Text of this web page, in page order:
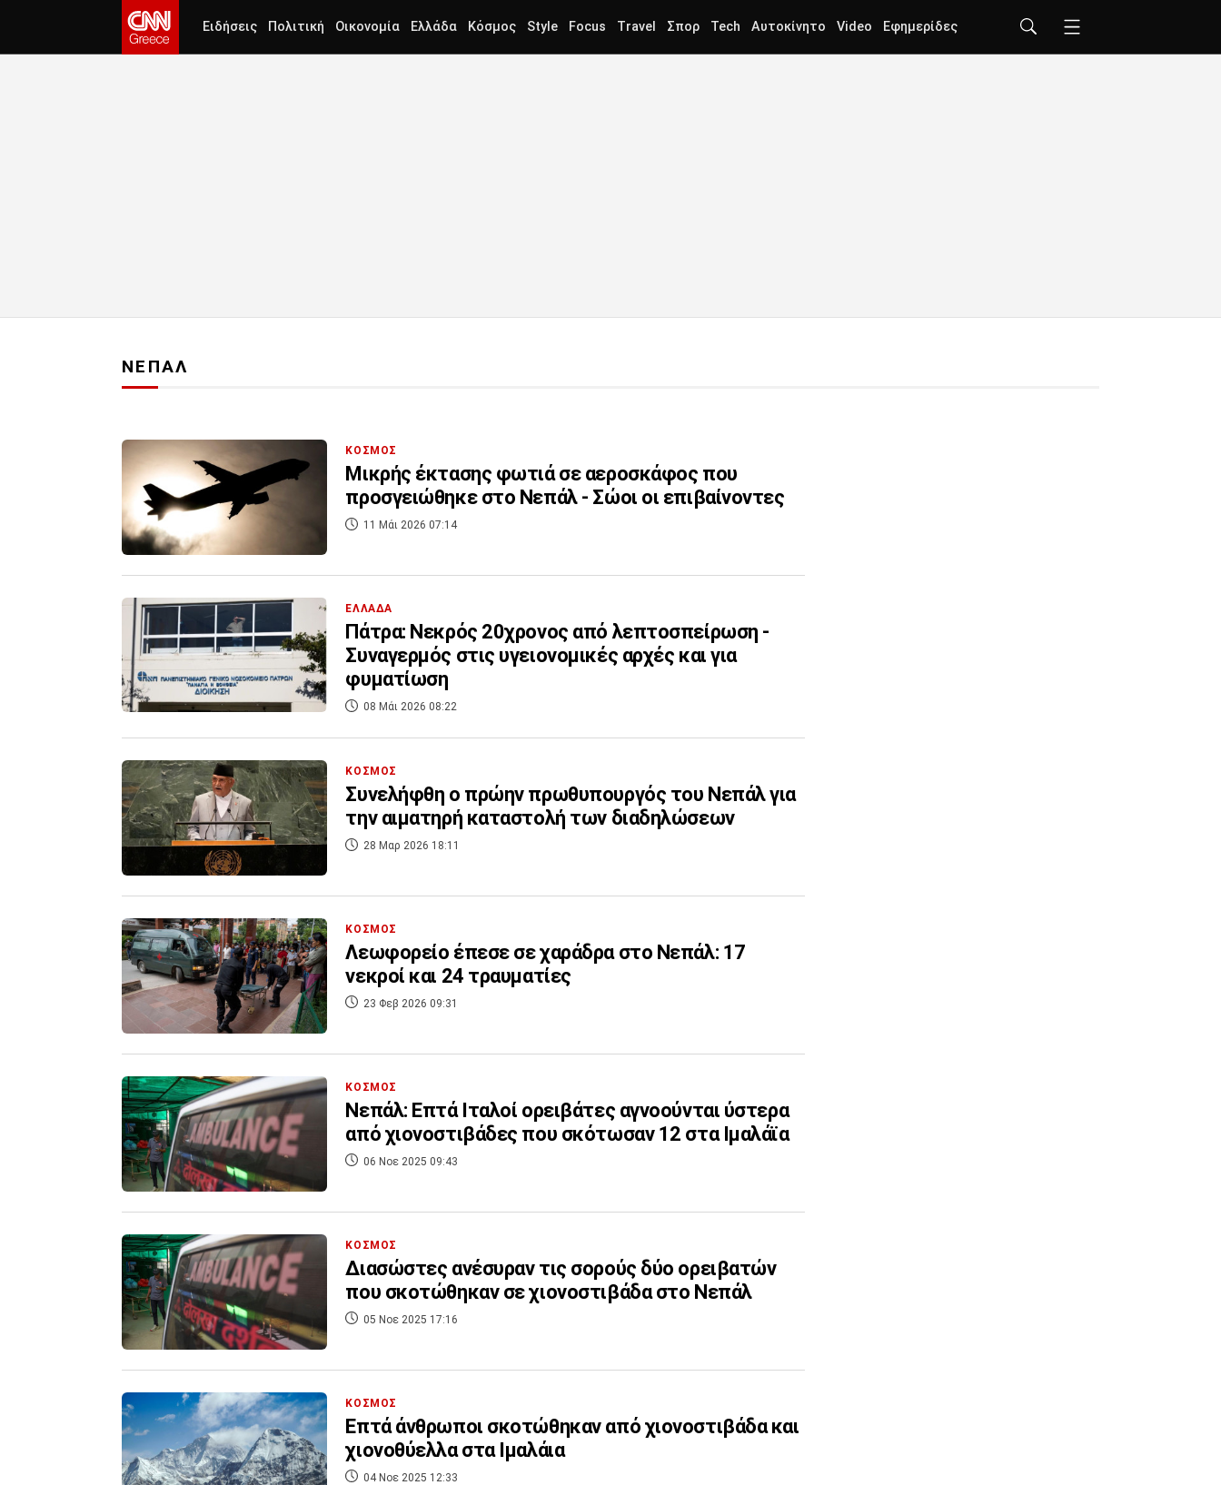
Ειδήσεις Πολιτική Οικονομία Ελλάδα Κόσμος Style Focus Travel Σπορ Tech Αυτοκίνητο Video Εφημερίδες
ΝΕΠΑΛ
ΚΟΣΜΟΣ
Μικρής έκτασης φωτιά σε αεροσκάφος που
προσγειώθηκε στο Νεπάλ - Σώοι οι επιβαίνοντες
11 Μάι 2026 07:14
ΕΛΛΑΔΑ
Πάτρα: Νεκρός 20χρονος από λεπτοσπείρωση -
Συναγερμός στις υγειονομικές αρχές και για
φυματίωση
08 Μάι 2026 08:22
ΚΟΣΜΟΣ
Συνελήφθη ο πρώην πρωθυπουργός του Νεπάλ για
την αιματηρή καταστολή των διαδηλώσεων
28 Μαρ 2026 18:11
ΚΟΣΜΟΣ
Λεωφορείο έπεσε σε χαράδρα στο Νεπάλ: 17
νεκροί και 24 τραυματίες
23 Φεβ 2026 09:31
ΚΟΣΜΟΣ
Νεπάλ: Επτά Ιταλοί ορειβάτες αγνοούνται ύστερα
από χιονοστιβάδες που σκότωσαν 12 στα Ιμαλάϊα
06 Νοε 2025 09:43
ΚΟΣΜΟΣ
Διασώστες ανέσυραν τις σορούς δύο ορειβατών
που σκοτώθηκαν σε χιονοστιβάδα στο Νεπάλ
05 Νοε 2025 17:16
ΚΟΣΜΟΣ
Επτά άνθρωποι σκοτώθηκαν από χιονοστιβάδα και
χιονοθύελλα στα Ιμαλάια
04 Νοε 2025 12:33